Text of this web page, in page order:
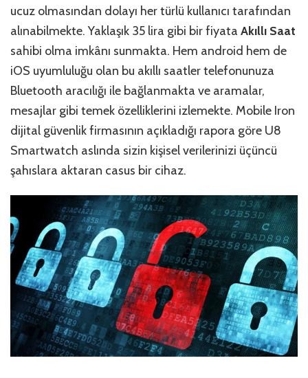
ucuz olmasından dolayı her türlü kullanıcı tarafından
alınabilmekte. Yaklaşık 35 lira gibi bir fiyata Akıllı Saat
sahibi olma imkânı sunmakta. Hem android hem de
iOS uyumluluğu olan bu akıllı saatler telefonunuza
Bluetooth aracılığı ile bağlanmakta ve aramalar,
mesajlar gibi temek özelliklerini izlemekte. Mobile Iron
dijital güvenlik firmasının açıkladığı rapora göre U8
Smartwatch aslında sizin kişisel verilerinizi üçüncü
şahıslara aktaran casus bir cihaz.